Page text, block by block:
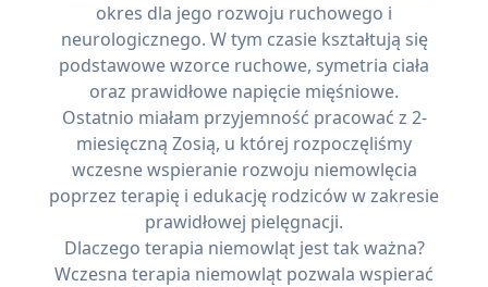
okres dla jego rozwoju ruchowego i
neurologicznego. W tym czasie kształtują się
podstawowe wzorce ruchowe, symetria ciała
oraz prawidłowe napięcie mięśniowe.
Ostatnio miałam przyjemność pracować z 2-
miesięczną Zosią, u której rozpoczęliśmy
wczesne wspieranie rozwoju niemowlęcia
poprzez terapię i edukację rodziców w zakresie
prawidłowej pielęgnacji.
Dlaczego terapia niemowląt jest tak ważna?
Wczesna terapia niemowląt pozwala wspierać